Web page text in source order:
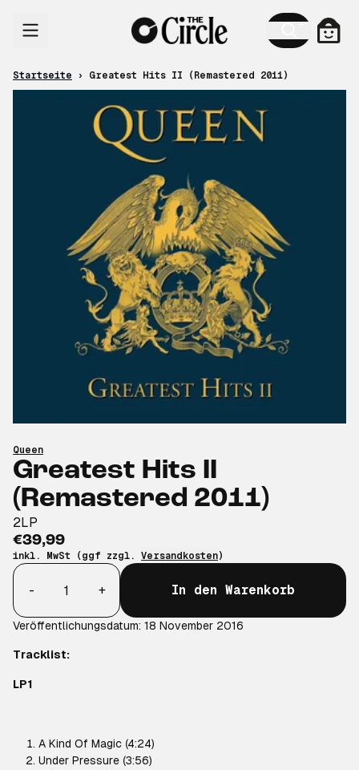
Startseite › Greatest Hits II (Remastered 2011)
Queen
Greatest Hits II
(Remastered 2011)
2LP
€39,99
inkl. MwSt (ggf zzgl. Versandkosten)
Anzahl
-
+ In den Warenkorb
Veröffentlichungsdatum: 18 November 2016
Tracklist:
LP1
A Kind Of Magic (4:24)
Under Pressure (3:56)